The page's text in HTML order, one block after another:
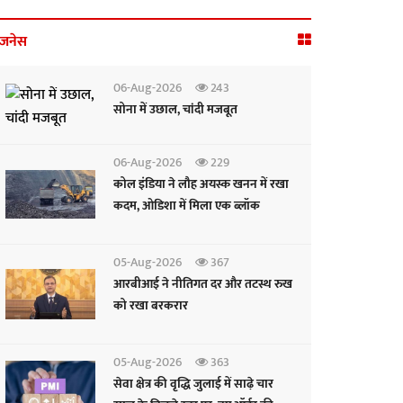
06-Aug-2026
243
सोना में उछाल, चांदी मजबूत
06-Aug-2026
229
कोल इंडिया ने लौह अयस्क खनन में रखा
कदम, ओडिशा में मिला एक ब्लॉक
05-Aug-2026
367
आरबीआई ने नीतिगत दर और तटस्थ रुख
को रखा बरकरार
05-Aug-2026
363
सेवा क्षेत्र की वृद्धि जुलाई में साढ़े चार